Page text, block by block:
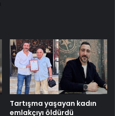
Tartışma yaşayan kadın
emlakçıyı öldürdü